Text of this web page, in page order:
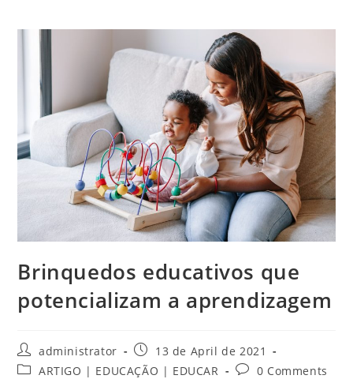
Brinquedos educativos que
potencializam a aprendizagem
Post
author:
administrator
Post
published:
13 de April de 2021
PostARTIGO | EDUCAÇÃO | EDUCAR
Post0 Comments